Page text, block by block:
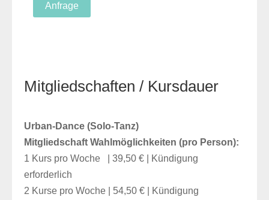
Anfrage
Mitgliedschaften / Kursdauer
Urban-Dance (Solo-Tanz)
Mitgliedschaft Wahlmöglichkeiten (pro Person):
1 Kurs pro Woche | 39,50 € | Kündigung
erforderlich
2 Kurse pro Woche | 54,50 € | Kündigung